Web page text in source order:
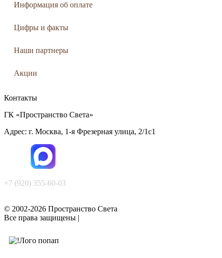
Информация об оплате
Цифры и факты
Наши партнеры
Акции
Контакты
ГК «Пространство Света»
Адрес: г. Москва, 1-я Фрезерная улица, 2/1с1
+7 (920) 355-60-03
© 2002-2026 Пространство Света
Все права защищены |